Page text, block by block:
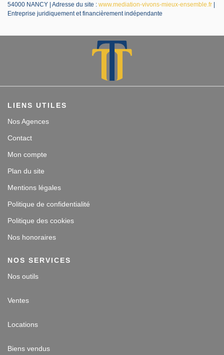
54000 NANCY | Adresse du site : www.mediation-vivons-mieux-ensemble.fr |
Entreprise juridiquement et financièrement indépendante
LIENS UTILES
Nos Agences
Contact
Mon compte
Plan du site
Mentions légales
Politique de confidentialité
Politique des cookies
Nos honoraires
NOS SERVICES
Nos outils
Ventes
Locations
Biens vendus